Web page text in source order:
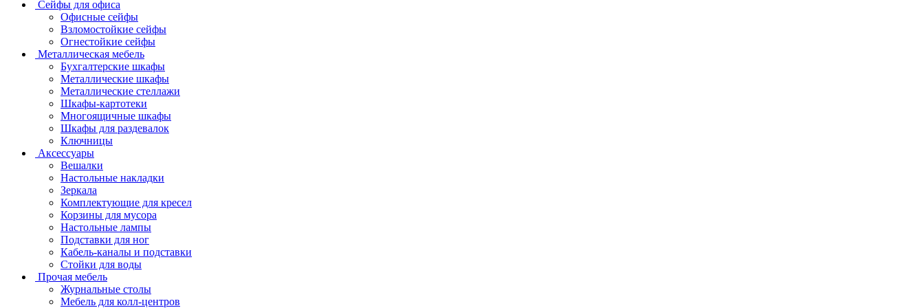
Сейфы для офиса
Офисные сейфы
Взломостойкие сейфы
Огнестойкие сейфы
Металлическая мебель
Бухгалтерские шкафы
Металлические шкафы
Металлические стеллажи
Шкафы-картотеки
Многоящичные шкафы
Шкафы для раздевалок
Ключницы
Аксессуары
Вешалки
Настольные накладки
Зеркала
Комплектующие для кресел
Корзины для мусора
Настольные лампы
Подставки для ног
Кабель-каналы и подставки
Стойки для воды
Прочая мебель
Журнальные столы
Мебель для колл-центров